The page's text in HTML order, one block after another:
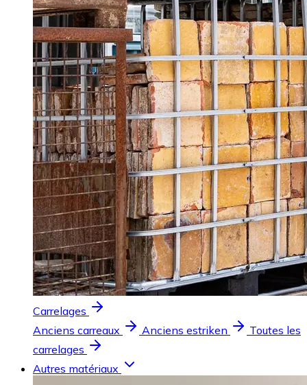
Carrelages
Anciens carreaux
Anciens estriken
Toutes les
carrelages
Autres matériaux